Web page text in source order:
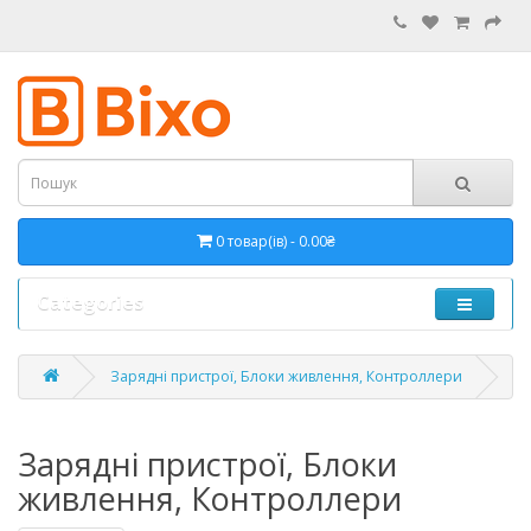
0 товар(ів) - 0.00₴
Categories
Зарядні пристрої, Блоки живлення, Контроллери
Зарядні пристрої, Блоки
живлення, Контроллери